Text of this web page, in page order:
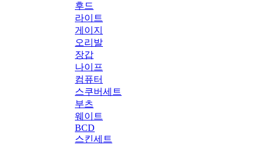
후드
라이트
게이지
오리발
장갑
나이프
컴퓨터
스쿠버세트
부츠
웨이트
BCD
스킨세트